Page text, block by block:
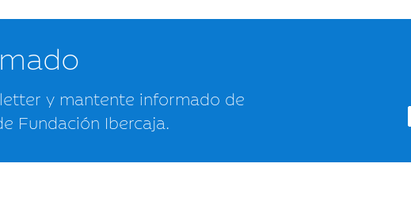
y mantente informado de
Fundación Ibercaja.